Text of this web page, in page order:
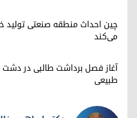
چین احداث منطقه صنعتی تولید
می‌کند
آغاز فصل برداشت طالبی در
طبیعی